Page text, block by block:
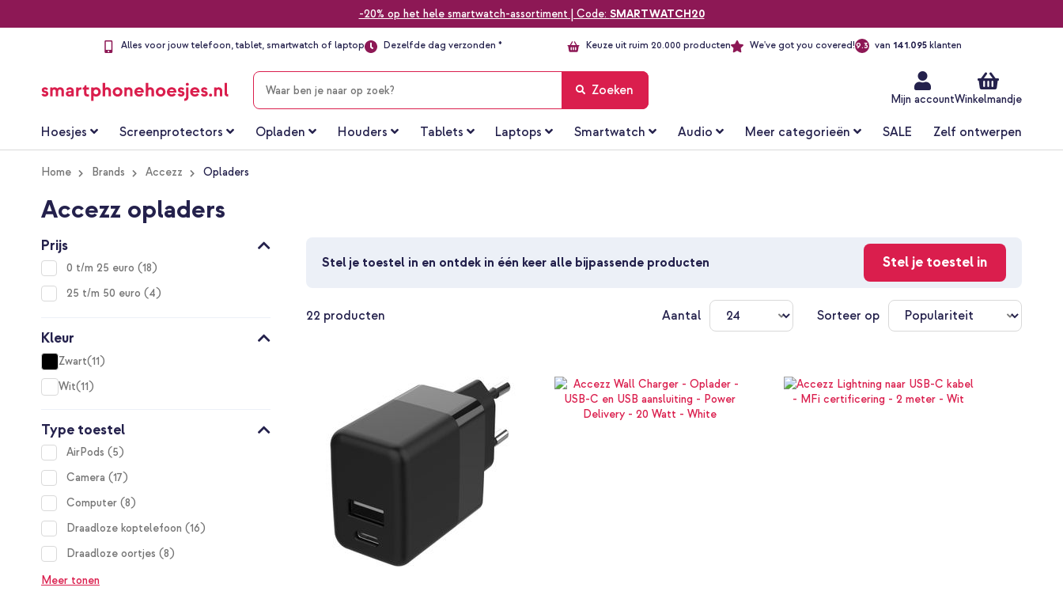
-20% op het hele smartwatch-assortiment | Code: SMARTWATCH20
Alles voor jouw telefoon, tablet, smartwatch of laptop Dezelfde dag verzonden * Keuze uit ruim 20.000 producten We've got you covered!9.3 van 141.095klanten
Mijn accountWinkelmandje
ZOEKEN Zoeken
Hoesjes Screenprotectors Opladen Houders Tablets Laptops Smartwatch Audio Meer categorieën SALE Zelf ontwerpen
Home Brands Accezz Opladers
Accezz opladers
Stel je toestel in en ontdek in één keer alle bijpassende producten Stel je toestel in
22 producten Aantal Sorteer op
Prijs
0 t/m 25 euro 18
items
25 t/m 50 euro
4
items
Kleur
Zwart 11
items
Wit 11
items
Type toestel
AirPods 5
items
Camera
17
items
Computer 8
items
Draadloze koptelefoon
16
items
Draadloze oortjes
8
items
Meer tonen